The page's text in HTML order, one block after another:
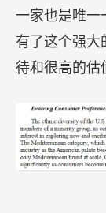
一家也是唯一
有了这个强大
待和很高的估